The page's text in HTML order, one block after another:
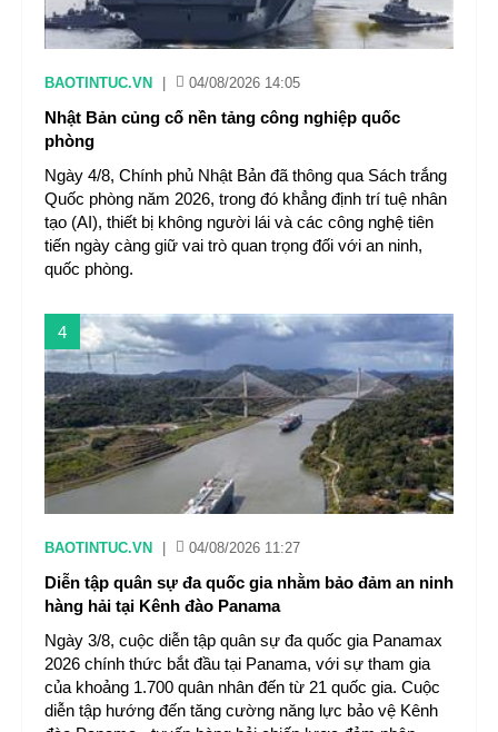
BAOTINTUC.VN 04/08/2026 14:05
Nhật Bản củng cố nền tảng công nghiệp quốc
phòng
Ngày 4/8, Chính phủ Nhật Bản đã thông qua Sách trắng
Quốc phòng năm 2026, trong đó khẳng định trí tuệ nhân
tạo (AI), thiết bị không người lái và các công nghệ tiên
tiến ngày càng giữ vai trò quan trọng đối với an ninh,
quốc phòng.
4
BAOTINTUC.VN 04/08/2026 11:27
Diễn tập quân sự đa quốc gia nhằm bảo đảm an ninh
hàng hải tại Kênh đào Panama
Ngày 3/8, cuộc diễn tập quân sự đa quốc gia Panamax
2026 chính thức bắt đầu tại Panama, với sự tham gia
của khoảng 1.700 quân nhân đến từ 21 quốc gia. Cuộc
diễn tập hướng đến tăng cường năng lực bảo vệ Kênh